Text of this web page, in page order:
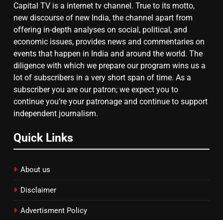
8
चुनाव से पहले लालू परिवार पर बड़ा झटका,
दिल्ली कोर्ट ने IRCTC घोटाले में आरोप
तय किए
Capital TV is a internet tv channel. True to its motto,
new discourse of new India, the channel apart from
offering in-depth analyses on social, political, and
economic issues, provides news and commentaries on
events that happen in India and around the world. The
diligence with which we prepare our program wins us a
lot of subscribers in a very short span of time. As a
subscriber you are our patron; we expect you to
continue you’re your patronage and continue to support
independent journalism.
Quick Links
About us
Disclaimer
Advertisment Policy